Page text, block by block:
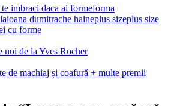
te imbraci daca ai formeforma
ioana dumitrache haineplus sizeplus size
cu forme
de la Yves Rocher
de machiaj și coafură + multe premii